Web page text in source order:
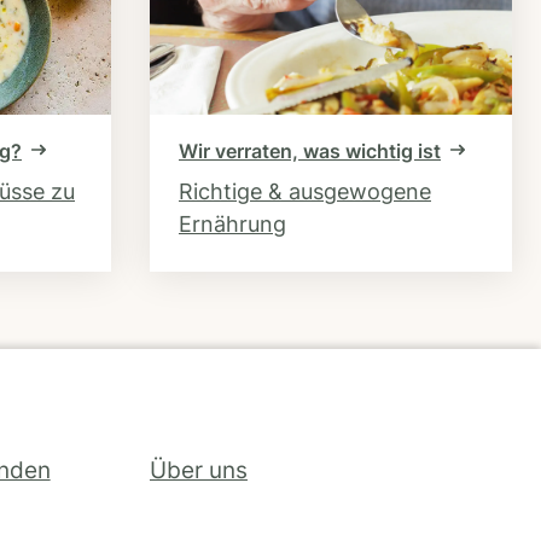
zu
Wir verraten, was wichtig ist
Richtige & ausgewogene
Ernährung
Über uns